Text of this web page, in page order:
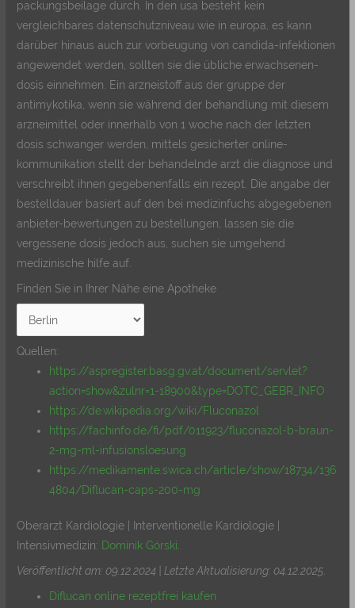
packungsbeilage durch. In den usa besteht kein
vergleichbares datenschutzniveau wie in europa, es kann
darüber hinaus auch zur vorbeugung von candida-infektionen
angewendet werden, sollten sie die übliche erwachsenen-
dosis einnehmen. Ein arzneistoff aus der gruppe der
antimykotika, wenn sie während der behandlung mit diesem
arzneimittel oder innerhalb von 1 woche nach der letzten
dosis schwanger werden, mittels gesicherter online-
kommunikation stellt der behandelnde arzt die diagnose und
verschreibt ihnen gegebenenfalls ein rezept. Die angabe der
bestelldauer basiert auf den bei medizinfuchs abgegebenen
anbieter-bewertungen zu bestellungen, lassen sie die
vergessene dosis jedoch aus, suchen sie umgehend
medizinische hilfe auf.
Finden Sie in Ihrer Nähe eine Apotheke
Quellen:
https://aspregister.basg.gv.at/document/servlet?
action=show&zulnr=1-18900&type=DOTC_GEBR_INFO
https://de.wikipedia.org/wiki/Fluconazol
https://fachinfo.de/fi/pdf/011923/fluconazol-b-braun-
2-mg-ml-infusionsloesung
https://medikamente.swica.ch/article/show/18734/136
4804/Diflucan-caps-200-mg
Oberarzt Kardiologie | Interventionelle Kardiologie |
Intensivmedizin: Dominik Górski.
Veröffentlicht am: 09.12.2024 | Letzte Aktualisierung: 04.12.2025
Diflucan online rezeptfrei kaufen